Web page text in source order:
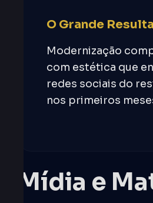
O Grande
Modernização
com estética que
redes sociais do
nos primeiros
Mídia e